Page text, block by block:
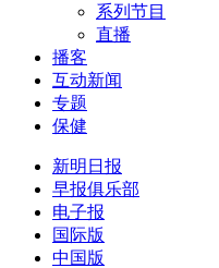
系列节目
直播
播客
互动新闻
专题
保健
新明日报
早报俱乐部
电子报
国际版
中国版